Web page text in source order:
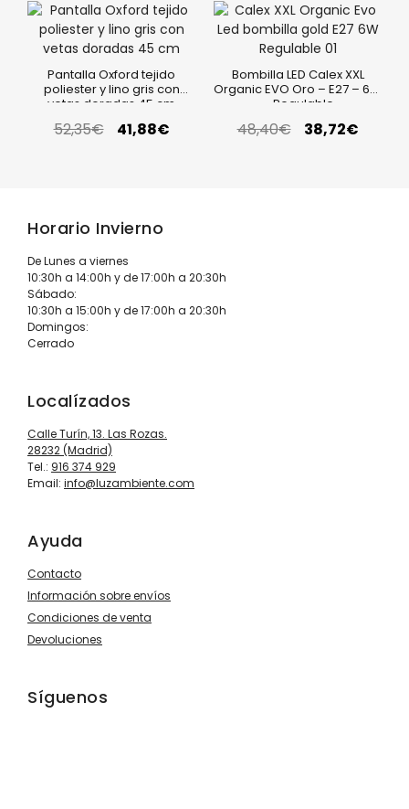
Pantalla Oxford tejido
poliester y lino gris con
vetas doradas 45 cm
52,35€ 41,88€
Bombilla LED Calex XXL
Organic EVO Oro – E27 – 6W
– Regulable
48,40€ 38,72€
Horario Invierno
De Lunes a viernes
10:30h a 14:00h y de 17:00h a 20:30h
Sábado:
10:30h a 15:00h y de 17:00h a 20:30h
Domingos:
Cerrado
Localízados
Calle Turín, 13. Las Rozas.
28232 (Madrid)
Tel.: 916 374 929
Email: info@luzambiente.com
Ayuda
Contacto
Información sobre envíos
Condiciones de venta
Devoluciones
Síguenos